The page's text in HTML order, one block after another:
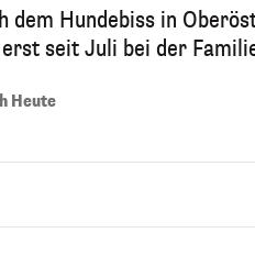
dem Hundebiss in
seit Juli bei der
Heute